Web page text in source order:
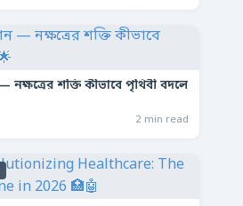
নক্ষত্রের শক্তি কীভাবে পৃথিবী বদলে
2 min read